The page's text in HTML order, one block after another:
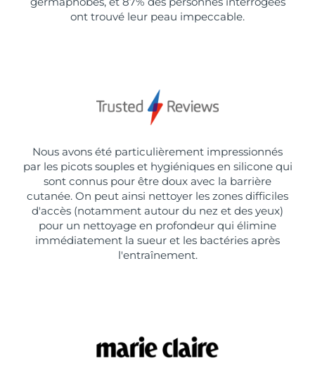
ont trouvé leur peau impeccable.
Nous avons été particulièrement impressionnés
par les picots souples et hygiéniques en silicone qui
sont connus pour être doux avec la barrière
cutanée. On peut ainsi nettoyer les zones difficiles
d'accès (notamment autour du nez et des yeux)
pour un nettoyage en profondeur qui élimine
immédiatement la sueur et les bactéries après
l'entraînement.